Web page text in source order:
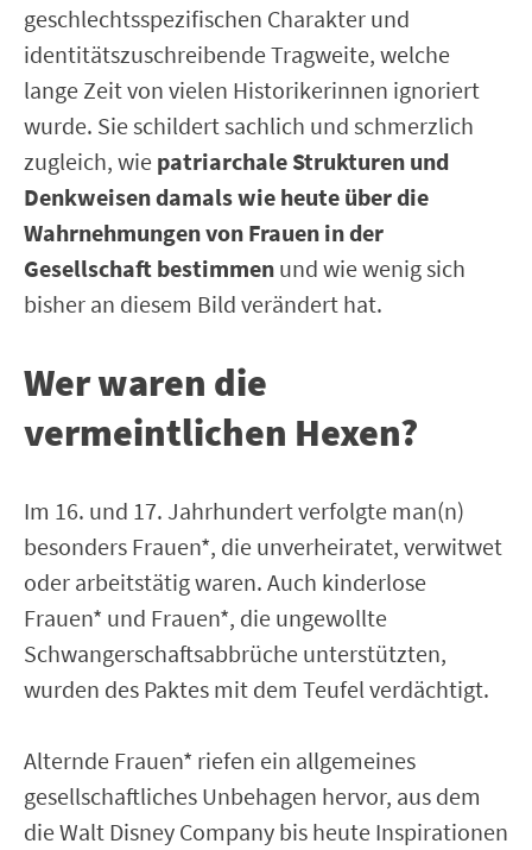
geschlechtsspezifischen Charakter und
identitätszuschreibende Tragweite, welche
lange Zeit von vielen Historikerinnen ignoriert
wurde. Sie schildert sachlich und schmerzlich
zugleich, wie patriarchale Strukturen und
Denkweisen damals wie heute über die
Wahrnehmungen von Frauen in der
Gesellschaft bestimmen und wie wenig sich
bisher an diesem Bild verändert hat.
Wer waren die
vermeintlichen Hexen?
Im 16. und 17. Jahrhundert verfolgte man(n)
besonders Frauen*, die unverheiratet, verwitwet
oder arbeitstätig waren. Auch kinderlose
Frauen* und Frauen*, die ungewollte
Schwangerschaftsabbrüche unterstützten,
wurden des Paktes mit dem Teufel verdächtigt.
Alternde Frauen* riefen ein allgemeines
gesellschaftliches Unbehagen hervor, aus dem
die Walt Disney Company bis heute Inspirationen